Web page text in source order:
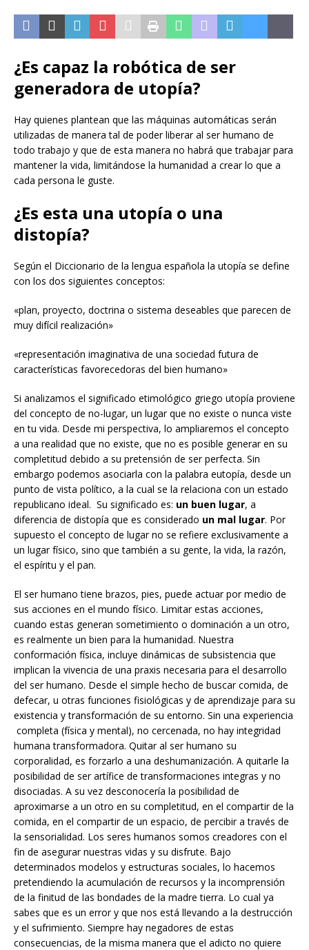
¿Es capaz la robótica de ser
generadora de utopía?
Hay quienes plantean que las máquinas automáticas serán
utilizadas de manera tal de poder liberar al ser humano de
todo trabajo y que de esta manera no habrá que trabajar para
mantener la vida, limitándose la humanidad a crear lo que a
cada persona le guste.
¿Es esta una utopía o una
distopía?
Según el Diccionario de la lengua española la utopía se define
con los dos siguientes conceptos:
«plan, proyecto, doctrina o sistema deseables que parecen de
muy difícil realización»
«representación imaginativa de una sociedad futura de
características favorecedoras del bien humano»
Si analizamos el significado etimológico griego utopía proviene
del concepto de no-lugar, un lugar que no existe o nunca viste
en tu vida. Desde mi perspectiva, lo ampliaremos el concepto
a una realidad que no existe, que no es posible generar en su
completitud debido a su pretensión de ser perfecta. Sin
embargo podemos asociarla con la palabra eutopía, desde un
punto de vista político, a la cual se la relaciona con un estado
republicano ideal. Su significado es: un buen lugar, a
diferencia de distopía que es considerado un mal lugar. Por
supuesto el concepto de lugar no se refiere exclusivamente a
un lugar físico, sino que también a su gente, la vida, la razón,
el espíritu y el pan.
El ser humano tiene brazos, pies, puede actuar por medio de
sus acciones en el mundo físico. Limitar estas acciones,
cuando estas generan sometimiento o dominación a un otro,
es realmente un bien para la humanidad. Nuestra
conformación física, incluye dinámicas de subsistencia que
implican la vivencia de una praxis necesaria para el desarrollo
del ser humano. Desde el simple hecho de buscar comida, de
defecar, u otras funciones fisiológicas y de aprendizaje para su
existencia y transformación de su entorno. Sin una experiencia
completa (física y mental), no cercenada, no hay integridad
humana transformadora. Quitar al ser humano su
corporalidad, es forzarlo a una deshumanización. A quitarle la
posibilidad de ser artífice de transformaciones integras y no
disociadas. A su vez desconocería la posibilidad de
aproximarse a un otro en su completitud, en el compartir de la
comida, en el compartir de un espacio, de percibir a través de
la sensorialidad. Los seres humanos somos creadores con el
fin de asegurar nuestras vidas y su disfrute. Bajo
determinados modelos y estructuras sociales, lo hacemos
pretendiendo la acumulación de recursos y la incomprensión
de la finitud de las bondades de la madre tierra. Lo cual ya
sabes que es un error y que nos está llevando a la destrucción
y el sufrimiento. Siempre hay negadores de estas
consecuencias, de la misma manera que el adicto no quiere